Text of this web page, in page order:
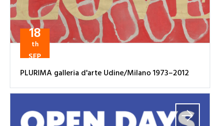
18
th
SEP
PLURIMA galleria d'arte Udine/Milano 1973–2012